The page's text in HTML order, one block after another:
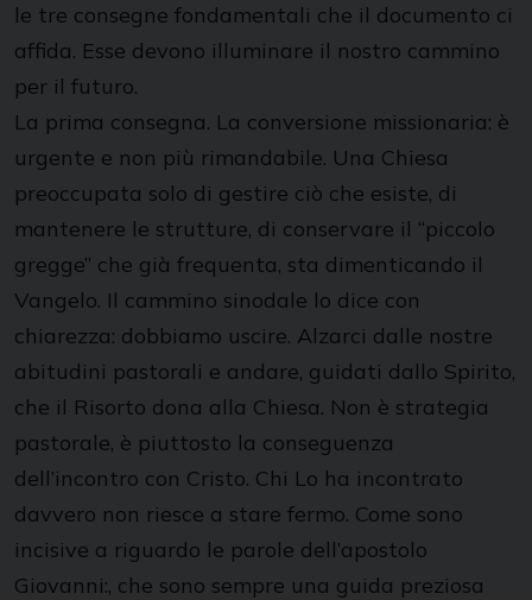
le tre consegne fondamentali che il documento ci
affida. Esse devono illuminare il nostro cammino
per il futuro.
La prima consegna. La conversione missionaria: è
urgente e non più rimandabile. Una Chiesa
preoccupata solo di gestire ciò che esiste, di
mantenere le strutture, di conservare il “piccolo
gregge” che già frequenta, sta dimenticando il
Vangelo. Il cammino sinodale lo dice con
chiarezza: dobbiamo uscire. Alzarci dalle nostre
abitudini pastorali e andare, guidati dallo Spirito,
che il Risorto dona alla Chiesa. Non è strategia
pastorale, è piuttosto la conseguenza
dell’incontro con Cristo. Chi Lo ha incontrato
davvero non riesce a stare fermo. Come sono
incisive a riguardo le parole dell’apostolo
Giovanni:, che sono sempre una guida preziosa